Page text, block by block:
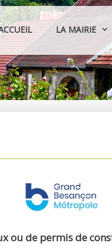
LA MAIRIE
ou de permis de